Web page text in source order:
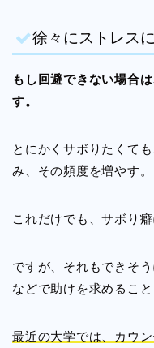
徐々にストレス
もし回避できない場合
す。
とにかくサボりたくて
み、その頻度を増やす。
これだけでも、サボり
ですが、それもできそ
などで助けを求めること
最近の大学では、カウ